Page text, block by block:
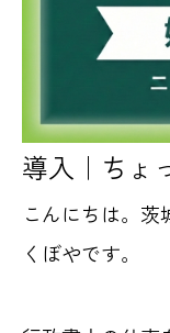
導入｜ちょ
こんにちは。茨
くぼやです。